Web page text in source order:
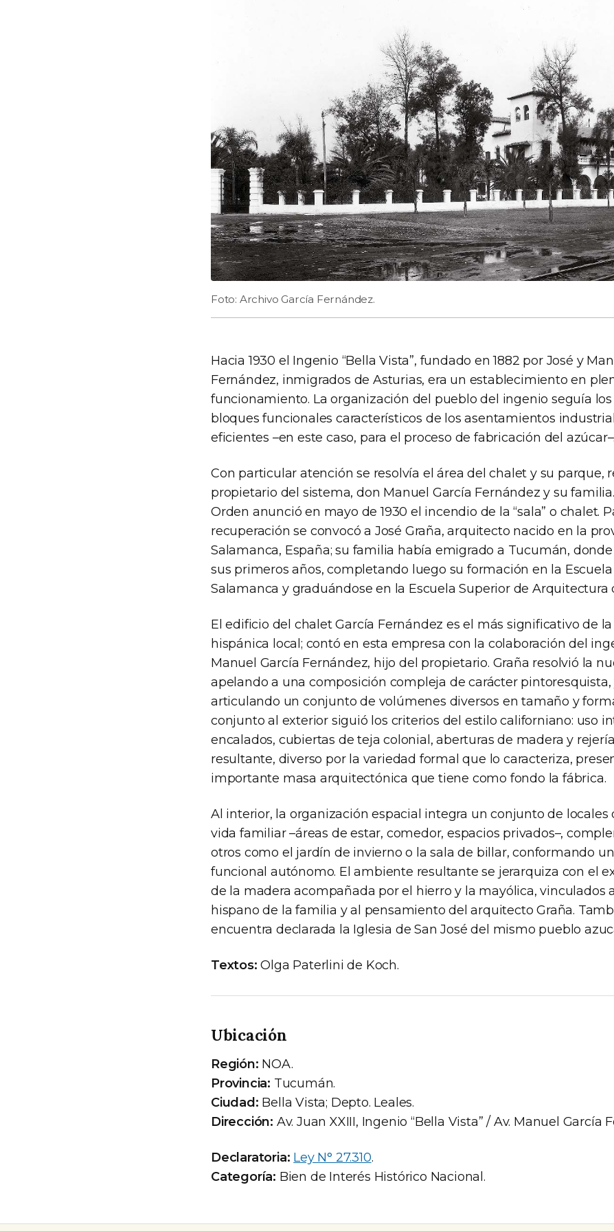
Foto: Archivo García Fernández.
Hacia 1930 el Ingenio “Bella Vista”, fundado en 1882 por José y
Fernández, inmigrados de Asturias, era un establecimiento en
funcionamiento. La organización del pueblo del ingenio seguía
bloques funcionales característicos de los asentamientos
eficientes –en este caso, para el proceso de fabricación del azúcar–.
Con particular atención se resolvía el área del chalet y su parque,
propietario del sistema, don Manuel García Fernández y su
Orden anunció en mayo de 1930 el incendio de la “sala” o chalet.
recuperación se convocó a José Graña, arquitecto nacido en la
Salamanca, España; su familia había emigrado a Tucumán,
sus primeros años, completando luego su formación en la
Salamanca y graduándose en la Escuela Superior de Arquitectura
El edificio del chalet García Fernández es el más significativo de
hispánica local; contó en esta empresa con la colaboración del
Manuel García Fernández, hijo del propietario. Graña resolvió la
apelando a una composición compleja de carácter pintoresquista,
articulando un conjunto de volúmenes diversos en tamaño y
conjunto al exterior siguió los criterios del estilo californiano: uso
encalados, cubiertas de teja colonial, aberturas de madera y
resultante, diverso por la variedad formal que lo caracteriza,
importante masa arquitectónica que tiene como fondo la fábrica.
Al interior, la organización espacial integra un conjunto de locales
vida familiar –áreas de estar, comedor, espacios privados–,
otros como el jardín de invierno o la sala de billar, conformando
funcional autónomo. El ambiente resultante se jerarquiza con el
de la madera acompañada por el hierro y la mayólica, vinculados
hispano de la familia y al pensamiento del arquitecto Graña.
encuentra declarada la Iglesia de San José del mismo pueblo
Textos: Olga Paterlini de Koch.
Ubicación
Región: NOA.
Provincia: Tucumán.
Ciudad: Bella Vista; Depto. Leales.
Dirección: Av. Juan XXIII, Ingenio “Bella Vista” / Av. Manuel García
Declaratoria: Ley N° 27.310.
Categoría: Bien de Interés Histórico Nacional.